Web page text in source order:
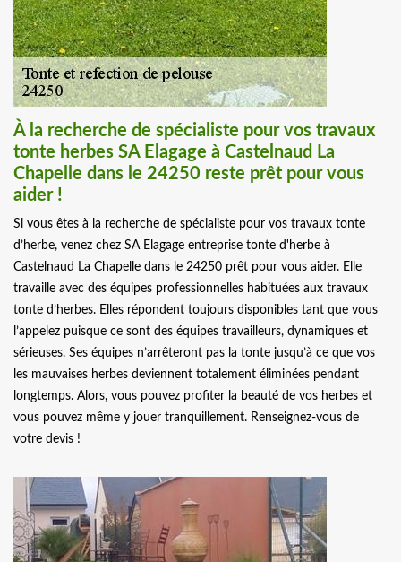
À la recherche de spécialiste pour vos travaux
tonte herbes SA Elagage à Castelnaud La
Chapelle dans le 24250 reste prêt pour vous
aider !
Si vous êtes à la recherche de spécialiste pour vos travaux tonte
d’herbe, venez chez SA Elagage entreprise tonte d'herbe à
Castelnaud La Chapelle dans le 24250 prêt pour vous aider. Elle
travaille avec des équipes professionnelles habituées aux travaux
tonte d’herbes. Elles répondent toujours disponibles tant que vous
l’appelez puisque ce sont des équipes travailleurs, dynamiques et
sérieuses. Ses équipes n’arrêteront pas la tonte jusqu’à ce que vos
les mauvaises herbes deviennent totalement éliminées pendant
longtemps. Alors, vous pouvez profiter la beauté de vos herbes et
vous pouvez même y jouer tranquillement. Renseignez-vous de
votre devis !